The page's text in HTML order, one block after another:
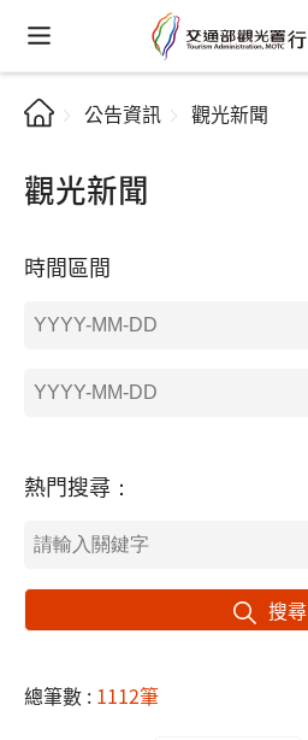
公告資訊 觀光新聞
觀光新聞
時間區間
熱門搜尋：
搜尋
總筆數 : 1112筆